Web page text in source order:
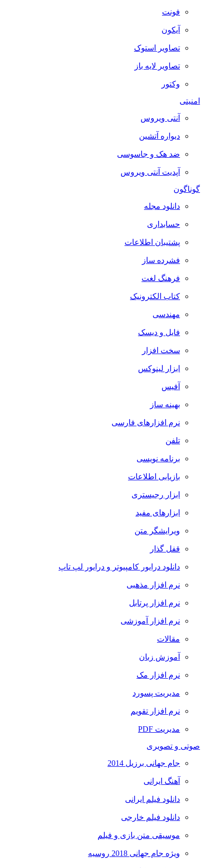
فونت
آیکون
تصاویر استوک
تصاویر لایه باز
وکتور
امنیتی
آنتی ویروس
دیواره آتشین
ضد هک و جاسوسی
آپدیت آنتی ویروس
گوناگون
دانلود مجله
حسابداری
پشتیبان اطلاعات
فشرده ساز
فرهنگ لغت
کتاب الکترونیک
مهندسی
فایل و دیسک
سخت افزار
ابزار لینوکس
آفیس
بهینه ساز
نرم افزارهای فارسی
تلفن
برنامه نویسی
بازیابی اطلاعات
ابزار رجیستری
ابزارهای مفید
ویرایشگر متن
قفل گذار
دانلود درایور کامپیوتر و درایور لپ تاپ
نرم افزار مذهبی
نرم افزار پرتابل
نرم افزار آموزشی
مقالات
آموزش زبان
نرم افزار مک
مدیریت پسورد
نرم افزار تقویم
مدیریت PDF
صوتی و تصویری
جام جهانی برزیل 2014
آهنگ ایرانی
دانلود فیلم ایرانی
دانلود فیلم خارجی
موسیقی متن بازی و فیلم
ویژه جام جهانی 2018 روسیه